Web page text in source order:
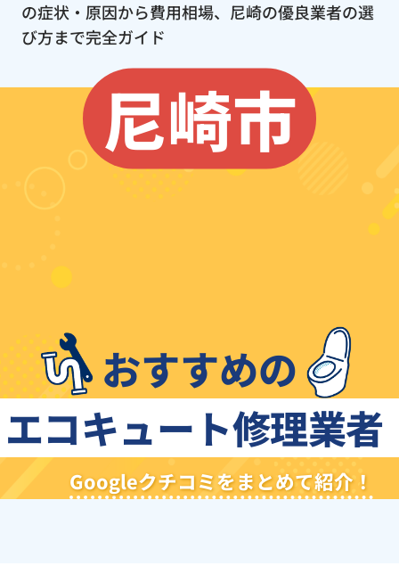
の症状・原因から費用相場、尼崎の優良業者の選
び方まで完全ガイド
尼崎市
おすすめの
エコキュート修理業者
Googleクチコミをまとめて紹介！